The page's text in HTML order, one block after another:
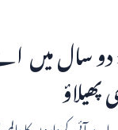
دو سال میں
پھیلاؤ